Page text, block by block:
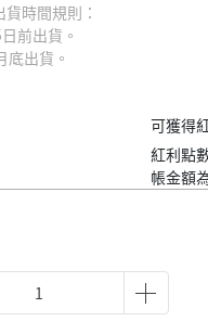
時間規則：
前出貨。
底出貨。
可獲得
紅利點
帳金額